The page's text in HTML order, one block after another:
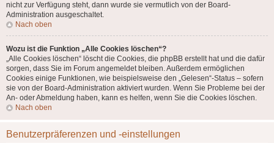
nicht zur Verfügung steht, dann wurde sie vermutlich von der Board-
Administration ausgeschaltet.
Nach oben
Wozu ist die Funktion „Alle Cookies löschen“?
„Alle Cookies löschen“ löscht die Cookies, die phpBB erstellt hat und die dafür
sorgen, dass Sie im Forum angemeldet bleiben. Außerdem ermöglichen
Cookies einige Funktionen, wie beispielsweise den „Gelesen“-Status – sofern
sie von der Board-Administration aktiviert wurden. Wenn Sie Probleme bei der
An- oder Abmeldung haben, kann es helfen, wenn Sie die Cookies löschen.
Nach oben
Benutzerpräferenzen und -einstellungen